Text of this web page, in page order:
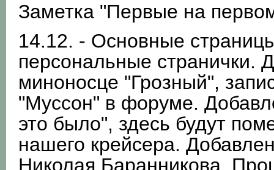
Заметка "Первые на
14.12. - Основные
персональные странички.
миноносце "Грозный",
"Муссон" в форуме.
это было", здесь будут
нашего крейсера.
Николая Баранникова.